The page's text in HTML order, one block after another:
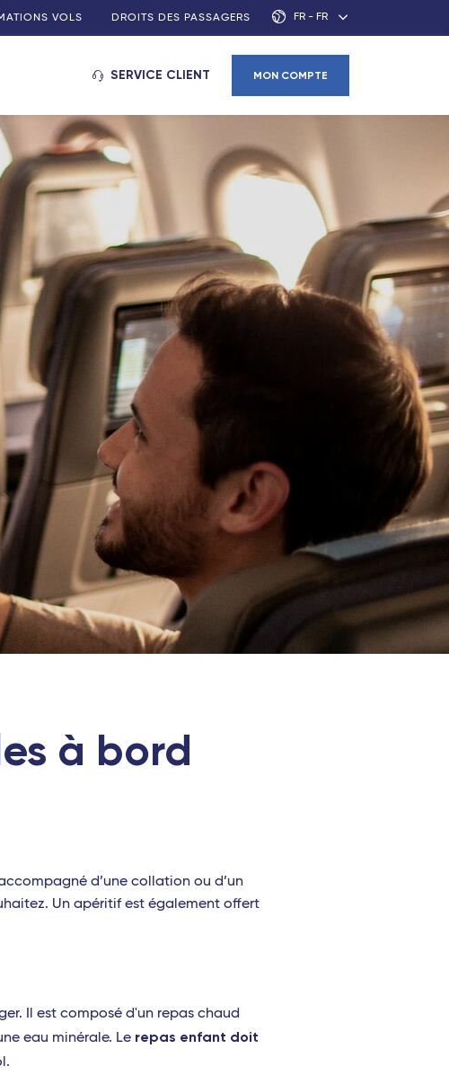
VOLS DROITS DES PASSAGERS FR - FR
SERVICE CLIENT MON COMPTE
à bord
d’une collation ou d’un
Un apéritif est également offert
Il est composé d'un repas chaud
eau minérale. Le repas enfant doit